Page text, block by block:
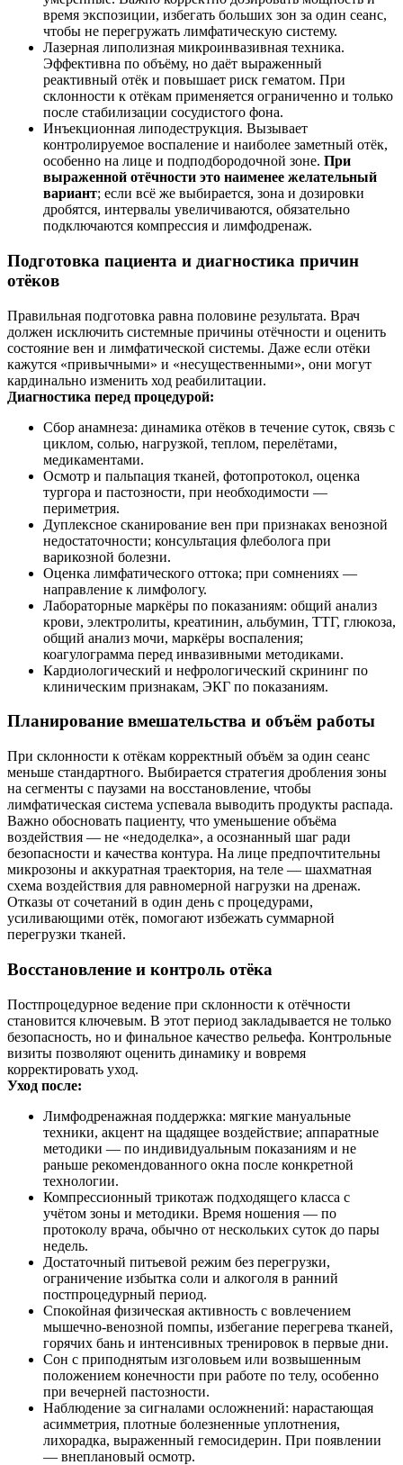
время экспозиции, избегать больших зон за один сеанс,
чтобы не перегружать лимфатическую систему.
Лазерная липолизная микроинвазивная техника.
Эффективна по объёму, но даёт выраженный
реактивный отёк и повышает риск гематом. При
склонности к отёкам применяется ограниченно и только
после стабилизации сосудистого фона.
Инъекционная липодеструкция. Вызывает
контролируемое воспаление и наиболее заметный отёк,
особенно на лице и подподбородочной зоне. При
выраженной отёчности это наименее желательный
вариант; если всё же выбирается, зона и дозировки
дробятся, интервалы увеличиваются, обязательно
подключаются компрессия и лимфодренаж.
Подготовка пациента и диагностика причин
отёков
Правильная подготовка равна половине результата. Врач
должен исключить системные причины отёчности и оценить
состояние вен и лимфатической системы. Даже если отёки
кажутся «привычными» и «несущественными», они могут
кардинально изменить ход реабилитации.
Диагностика перед процедурой:
Сбор анамнеза: динамика отёков в течение суток, связь с
циклом, солью, нагрузкой, теплом, перелётами,
медикаментами.
Осмотр и пальпация тканей, фотопротокол, оценка
тургора и пастозности, при необходимости —
периметрия.
Дуплексное сканирование вен при признаках венозной
недостаточности; консультация флеболога при
варикозной болезни.
Оценка лимфатического оттока; при сомнениях —
направление к лимфологу.
Лабораторные маркёры по показаниям: общий анализ
крови, электролиты, креатинин, альбумин, ТТГ, глюкоза,
общий анализ мочи, маркёры воспаления;
коагулограмма перед инвазивными методиками.
Кардиологический и нефрологический скрининг по
клиническим признакам, ЭКГ по показаниям.
Планирование вмешательства и объём работы
При склонности к отёкам корректный объём за один сеанс
меньше стандартного. Выбирается стратегия дробления зоны
на сегменты с паузами на восстановление, чтобы
лимфатическая система успевала выводить продукты распада.
Важно обосновать пациенту, что уменьшение объёма
воздействия — не «недоделка», а осознанный шаг ради
безопасности и качества контура. На лице предпочтительны
микрозоны и аккуратная траектория, на теле — шахматная
схема воздействия для равномерной нагрузки на дренаж.
Отказы от сочетаний в один день с процедурами,
усиливающими отёк, помогают избежать суммарной
перегрузки тканей.
Восстановление и контроль отёка
Постпроцедурное ведение при склонности к отёчности
становится ключевым. В этот период закладывается не только
безопасность, но и финальное качество рельефа. Контрольные
визиты позволяют оценить динамику и вовремя
корректировать уход.
Уход после:
Лимфодренажная поддержка: мягкие мануальные
техники, акцент на щадящее воздействие; аппаратные
методики — по индивидуальным показаниям и не
раньше рекомендованного окна после конкретной
технологии.
Компрессионный трикотаж подходящего класса с
учётом зоны и методики. Время ношения — по
протоколу врача, обычно от нескольких суток до пары
недель.
Достаточный питьевой режим без перегрузки,
ограничение избытка соли и алкоголя в ранний
постпроцедурный период.
Спокойная физическая активность с вовлечением
мышечно-венозной помпы, избегание перегрева тканей,
горячих бань и интенсивных тренировок в первые дни.
Сон с приподнятым изголовьем или возвышенным
положением конечности при работе по телу, особенно
при вечерней пастозности.
Наблюдение за сигналами осложнений: нарастающая
асимметрия, плотные болезненные уплотнения,
лихорадка, выраженный гемосидерин. При появлении
— внеплановый осмотр.